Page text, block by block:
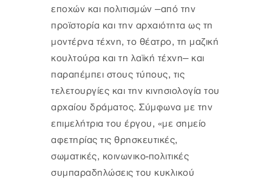
επο­χών και πολιτισμών ‒από την
προϊστορία και την αρχαιότητα ως τη
μοντέρνα τέχνη, το θέατρο, τη μαζική
κουλτούρα και τη λαϊκή τέχνη‒ και
παραπέμπει στους τύπους, τις
τελετουργίες και την κινησιολογία του
αρχαίου δράματος. Σύμφωνα με την
επιμελήτρια του έργου, «με σημείο
αφετηρίας τις θρησκευτικές,
σωματικές, κοινωνικο-πολιτικές
συμπαραδηλώσεις του κυκλικού